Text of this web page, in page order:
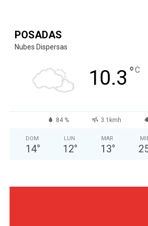
POSADAS
Nubes Dispersas
10.3 °C
84 % 3.1kmh
DOM
14°
LUN
12°
MAR
13°